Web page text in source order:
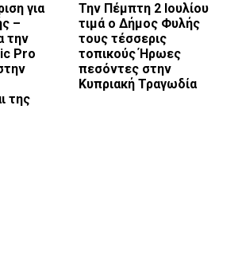
για
–
την
Pro
της
Την Πέμπτη 2 Ιουλίου
τιμά ο Δήμος Φυλής
τους τέσσερις
τοπικούς Ήρωες
πεσόντες στην
Κυπριακή Τραγωδία